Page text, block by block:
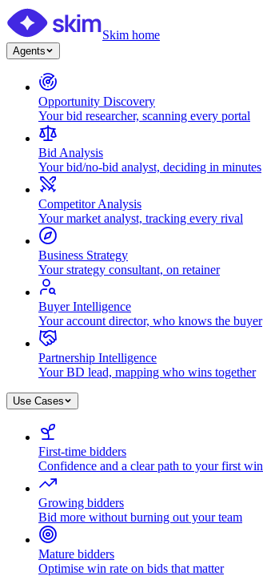
Skim home
Agents
Opportunity Discovery
Your bid researcher, scanning every portal
Bid Analysis
Your bid/no-bid analyst, deciding in minutes
Competitor Analysis
Your market analyst, tracking every rival
Business Strategy
Your strategy consultant, on retainer
Buyer Intelligence
Your account director, who knows the buyer
Partnership Intelligence
Your BD lead, mapping who wins together
Use Cases
First-time bidders
Confidence and a clear path to your first win
Growing bidders
Bid more without burning out your team
Mature bidders
Optimise win rate on bids that matter